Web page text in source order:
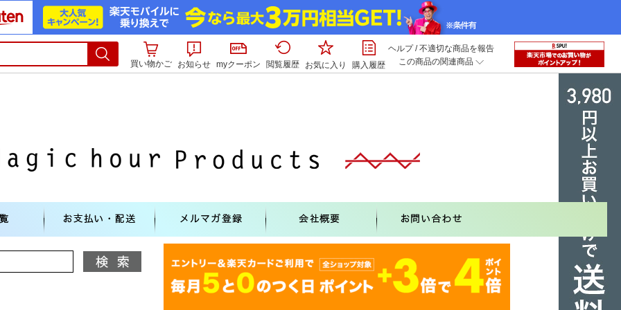
買い物かご お知らせ myクーポン 閲覧履歴 お気に入り 購入履歴
ヘルプ/不適切な商品を報告
この商品の関連商品